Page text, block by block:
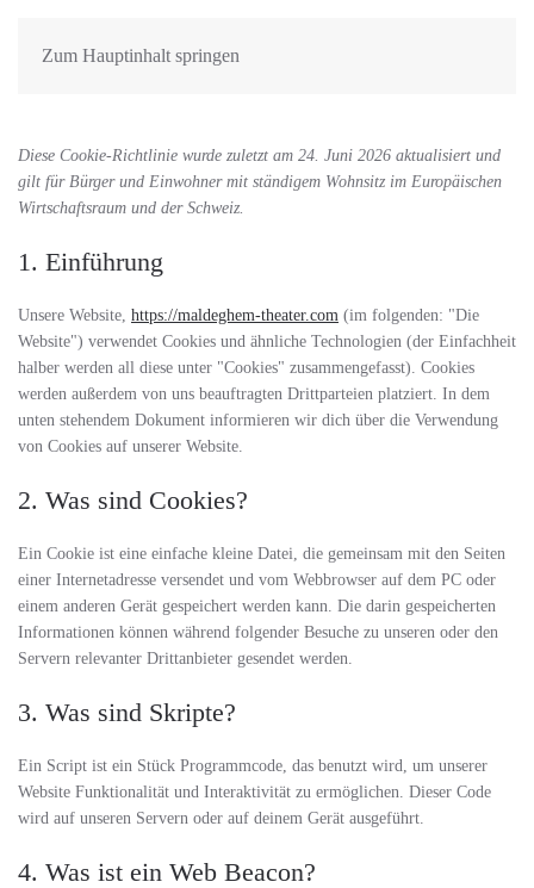
Zum Hauptinhalt springen
Diese Cookie-Richtlinie wurde zuletzt am 24. Juni 2026 aktualisiert und
gilt für Bürger und Einwohner mit ständigem Wohnsitz im Europäischen
Wirtschaftsraum und der Schweiz.
1. Einführung
Unsere Website, https://maldeghem-theater.com (im folgenden: "Die
Website") verwendet Cookies und ähnliche Technologien (der Einfachheit
halber werden all diese unter "Cookies" zusammengefasst). Cookies
werden außerdem von uns beauftragten Drittparteien platziert. In dem
unten stehendem Dokument informieren wir dich über die Verwendung
von Cookies auf unserer Website.
2. Was sind Cookies?
Ein Cookie ist eine einfache kleine Datei, die gemeinsam mit den Seiten
einer Internetadresse versendet und vom Webbrowser auf dem PC oder
einem anderen Gerät gespeichert werden kann. Die darin gespeicherten
Informationen können während folgender Besuche zu unseren oder den
Servern relevanter Drittanbieter gesendet werden.
3. Was sind Skripte?
Ein Script ist ein Stück Programmcode, das benutzt wird, um unserer
Website Funktionalität und Interaktivität zu ermöglichen. Dieser Code
wird auf unseren Servern oder auf deinem Gerät ausgeführt.
4. Was ist ein Web Beacon?